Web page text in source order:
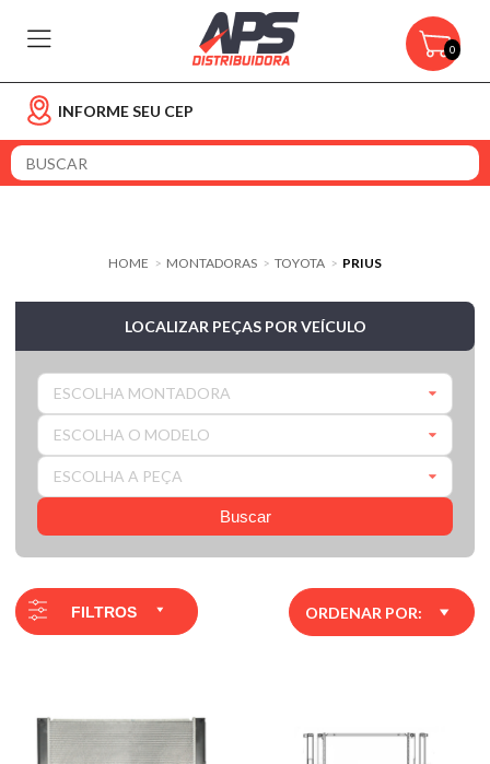
0
INFORME SEU CEP
HOME > MONTADORAS > TOYOTA > PRIUS
LOCALIZAR PEÇAS POR VEÍCULO
ESCOLHA MONTADORA
ESCOLHA O MODELO
ESCOLHA A PEÇA
Buscar
FILTROS ORDENAR POR: